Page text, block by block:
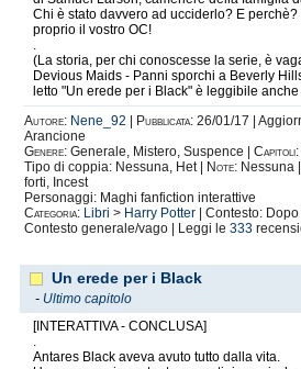
Chi è stato davvero ad ucciderlo? E
proprio il vostro OC!
.
(La storia, per chi conoscesse la serie, è
Devious Maids - Panni sporchi a Beverly
letto "Un erede per i Black" è leggibile
Autore: Nene_92 Pubblicata: 26/01/17 |
Arancione
Genere: Generale, Mistero, Suspence | Capitoli:
Tipo di coppia: Nessuna, Het |
Note: Nessuna |
forti, Incest
Personaggi: Maghi fanfiction interattive
Categoria: Libri > Harry Potter | Contesto:
Contesto generale/vago | Leggi le 333
Un erede per i Black
- Ultimo capitolo
[INTERATTIVA - CONCLUSA]
.
Antares Black aveva avuto tutto dalla vita.